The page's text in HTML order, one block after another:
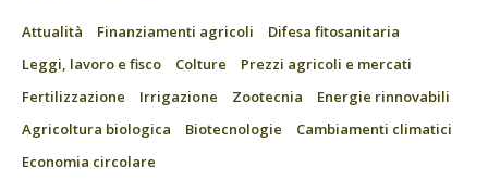
Attualità Finanziamenti agricoli
Difesa fitosanitaria
Leggi, lavoro e fisco
Colture
Prezzi agricoli e mercati
Fertilizzazione
Irrigazione Zootecnia
Energie rinnovabili
Agricoltura biologica
Biotecnologie
Cambiamenti climatici
Economia circolare